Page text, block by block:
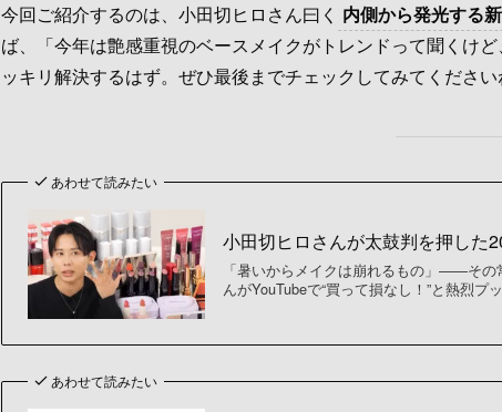
今回ご紹介するのは、小田切ヒロさん曰く 内側から発光する
ば、「今年は艶感重視のベースメイクがトレンドって聞くけ
ッキリ解決するはず。ぜひ最後までチェックしてみてください
あわせて読みたい
小田切ヒロさんが太鼓判を押した
「暑いからメイクは崩れるもの」――その
んがYouTubeで“買って損なし！”と熱烈
あわせて読みたい